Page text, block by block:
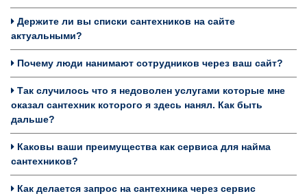
Держите ли вы списки сантехников на сайте
актуальными?
Почему люди нанимают сотрудников через ваш сайт?
Так случилось что я недоволен услугами которые мне
оказал сантехник которого я здесь нанял. Как быть
дальше?
Каковы ваши преимущества как сервиса для найма
сантехников?
Как делается запрос на сантехника через сервис